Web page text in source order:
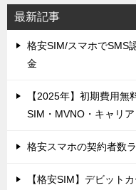
最新記事
格安SIM/スマホでSMS
金
【2025年】初期費用
SIM・MVNO・キャリ
格安スマホの契約者数
【格安SIM】デビット